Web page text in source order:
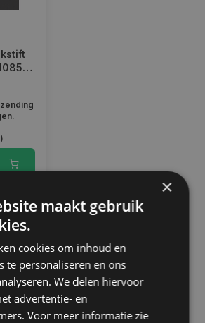
-
1
×
maakt gebruik
cookies om inhoud en
te personaliseren en ons
We delen hiervoor
advertentie- en
Voor meer informatie zie